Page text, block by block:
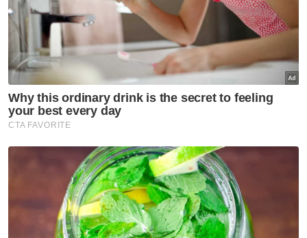
Orang ramai ketika sesi khas bersama Ustaz Nouman Ali Khan:
Ummah#GrandReset yang berlangsung di Kompleks Kumpulan
Karangkraf pada Rabu. - FOTO SINAR HARIAN/MOHD HALIM
Ujarnya, kumpulan anak muda itu terdiri
dari dalam dan luar negara, golongan elit,
mahupun anak muda ‘underground’.
Jelasnya, ia bertujuan untuk membina
pemimpin muda melalui kerangka kerja 52